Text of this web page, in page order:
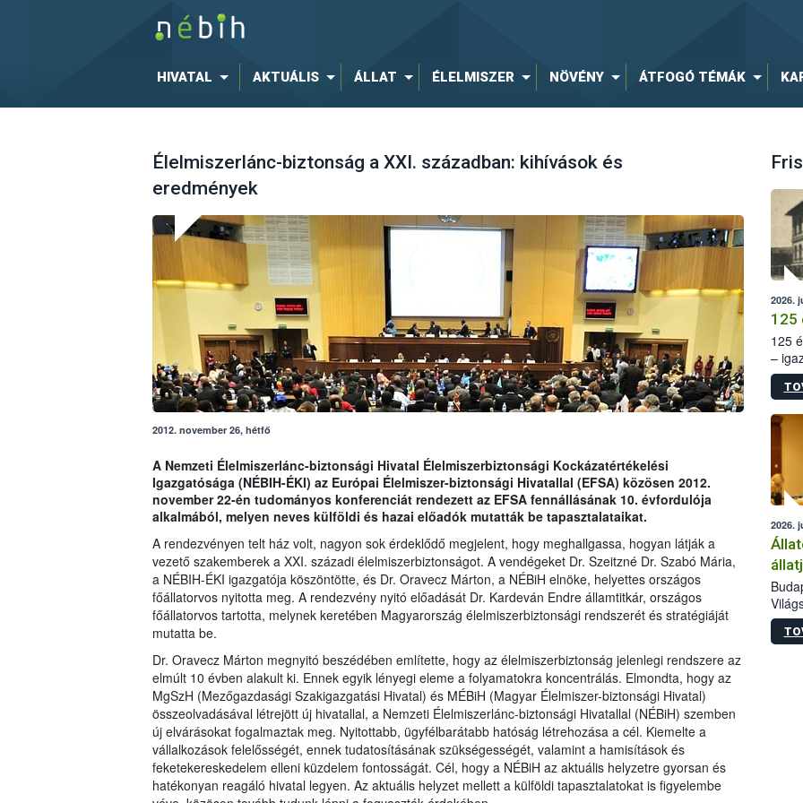
HIVATAL AKTUÁLIS ÁLLAT ÉLELMISZER NÖVÉNY ÁTFOGÓ TÉMÁK
Élelmiszerlánc-biztonság a XXI. században: kihívások és
eredmények
2012. november 26, hétfő
A Nemzeti Élelmiszerlánc-biztonsági Hivatal Élelmiszerbiztonsági Kockázatértékelési
Igazgatósága (NÉBIH-ÉKI) az Eu­rópai Élelmiszer-biztonsági Hivatallal (EFSA) közösen 2012.
november 22-én tu­dományos konferenciát rendezett az EFSA fennállásának 10. évfordulója
alkalmából, melyen neves külföldi és hazai előadók mutatták be tapasztalataikat.
A rendezvényen telt ház volt, nagyon sok érdeklődő megjelent, hogy meghallgassa, hogyan látják a
vezető szakemberek a XXI. századi élelmiszerbiztonságot. A vendégeket Dr. Szeitzné Dr. Szabó Mária,
a NÉBIH-ÉKI igazgatója köszöntötte, és Dr. Oravecz Márton, a NÉBiH elnöke, helyettes országos
főállatorvos nyitotta meg. A rendezvény nyitó előadását Dr. Kardeván Endre államtitkár, országos
főállatorvos tartotta, melynek keretében Magyarország élelmiszerbiztonsági rendszerét és stratégiáját
mutatta be.
Dr. Oravecz Márton megnyitó beszédében említette, hogy az élelmiszerbiztonság jelenlegi rendszere az
elmúlt 10 évben alakult ki. Ennek egyik lényegi eleme a folyamatokra koncentrálás. Elmondta, hogy az
MgSzH (Mezőgazdasági Szakigazgatási Hivatal) és MÉBiH (Magyar Élelmiszer-biztonsági Hivatal)
összeolvadásával létrejött új hivatallal, a Nemzeti Élelmiszerlánc-biztonsági Hivatallal (NÉBiH) szemben
új elvárásokat fogalmaztak meg. Nyitottabb, ügyfélbarátabb hatóság létrehozása a cél. Kiemelte a
vállalkozások felelősségét, ennek tudatosításának szükségességét, valamint a hamisítások és
feketekereskedelem elleni küzdelem fontosságát. Cél, hogy a NÉBiH az aktuális helyzetre gyorsan és
hatékonyan reagáló hivatal legyen. Az aktuális helyzet mellett a külföldi tapasztalatokat is figyelembe
2026.
125
125
–
15.
2026.
Az